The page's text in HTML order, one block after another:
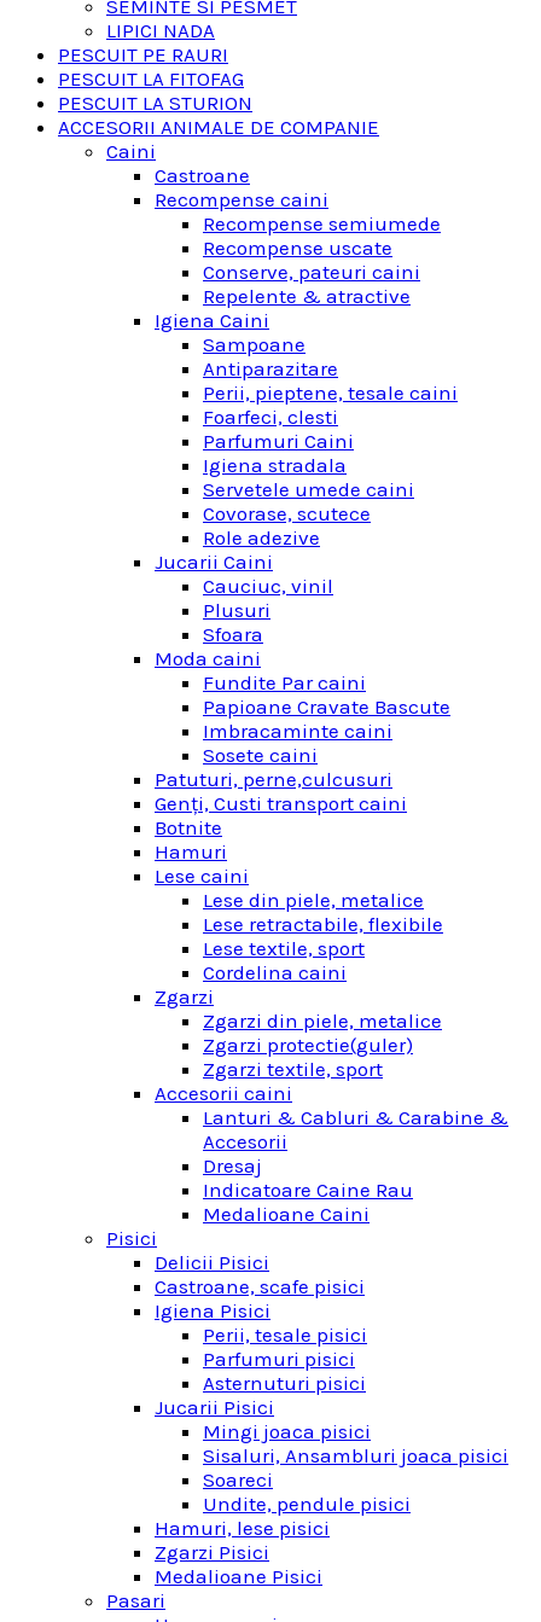
SEMINTE SI PESMET
LIPICI NADA
PESCUIT PE RAURI
PESCUIT LA FITOFAG
PESCUIT LA STURION
ACCESORII ANIMALE DE COMPANIE
Caini
Castroane
Recompense caini
Recompense semiumede
Recompense uscate
Conserve, pateuri caini
Repelente & atractive
Igiena Caini
Sampoane
Antiparazitare
Perii, pieptene, tesale caini
Foarfeci, clesti
Parfumuri Caini
Igiena stradala
Servetele umede caini
Covorase, scutece
Role adezive
Jucarii Caini
Cauciuc, vinil
Plusuri
Sfoara
Moda caini
Fundite Par caini
Papioane Cravate Bascute
Imbracaminte caini
Sosete caini
Patuturi, perne,culcusuri
Genţi, Custi transport caini
Botnite
Hamuri
Lese caini
Lese din piele, metalice
Lese retractabile, flexibile
Lese textile, sport
Cordelina caini
Zgarzi
Zgarzi din piele, metalice
Zgarzi protectie(guler)
Zgarzi textile, sport
Accesorii caini
Lanturi & Cabluri & Carabine &
Accesorii
Dresaj
Indicatoare Caine Rau
Medalioane Caini
Pisici
Delicii Pisici
Castroane, scafe pisici
Igiena Pisici
Perii, tesale pisici
Parfumuri pisici
Asternuturi pisici
Jucarii Pisici
Mingi joaca pisici
Sisaluri, Ansambluri joaca pisici
Soareci
Undite, pendule pisici
Hamuri, lese pisici
Zgarzi Pisici
Medalioane Pisici
Pasari